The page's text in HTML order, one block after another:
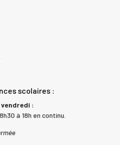
scolaires :
vendredi :
à 18h en continu.